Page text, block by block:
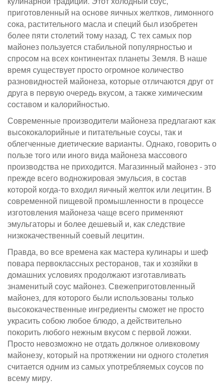
приготовленный на основе яичных желтков, лимонного
сока, растительного масла и специй был изобретен
более пяти столетий тому назад. С тех самых пор
майонез пользуется стабильной популярностью и
спросом на всех континентах планеты Земля. В наше
время существует просто огромное количество
разновидностей майонеза, которые отличаются друг от
друга в первую очередь вкусом, а также химическим
составом и калорийностью.
Современные производители майонеза предлагают как
высококалорийные и питательные соусы, так и
облегченные диетические варианты. Однако, говорить о
пользе того или иного вида майонеза массового
производства не приходится. Магазинный майонез - это
прежде всего водножировая эмульсия, в состав
которой когда-то входил яичный желток или лецитин. В
современной пищевой промышленности в процессе
изготовления майонеза чаще всего применяют
эмульгаторы и более дешевый и, как следствие
низкокачественный соевый лецитин.
Правда, во все времена как мастера кулинары и шеф
повара первоклассных ресторанов, так и хозяйки в
домашних условиях продолжают изготавливать
знаменитый соус майонез. Свежеприготовленный
майонез, для которого были использованы только
высококачественные ингредиенты сможет не просто
украсить собою любое блюдо, а действительно
покорить любого нежным вкусом с первой ложки.
Просто невозможно не отдать должное оливковому
майонезу, который на протяжении ни одного столетия
считается одним из самых употребляемых соусов по
всему миру.